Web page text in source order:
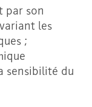
par son
les
;
sensibilité du